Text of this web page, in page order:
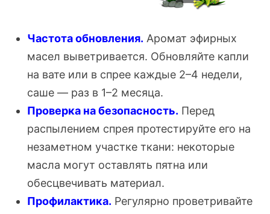
Частота обновления. Аромат эфирных
масел выветривается. Обновляйте капли
на вате или в спрее каждые 2–4 недели,
саше — раз в 1–2 месяца.
Проверка на безопасность. Перед
распылением спрея протестируйте его на
незаметном участке ткани: некоторые
масла могут оставлять пятна или
обесцвечивать материал.
Профилактика. Регулярно проветривайте